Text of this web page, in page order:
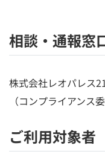
相談・通報窓
株式会社レオパレス
（コンプライアンス
ご利用対象者